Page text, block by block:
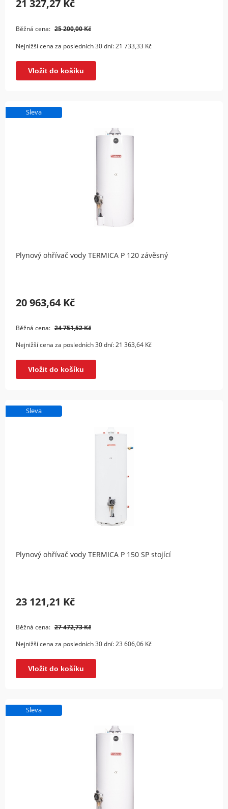
21 327,27 Kč
Běžná cena: 25 200,00 Kč
Nejnižší cena za posledních 30 dní:21 733,33 Kč
Vložit do košíku
Plynový ohřívač vody TERMICA P 120 závěsný
20 963,64 Kč
Běžná cena: 24 751,52 Kč
Nejnižší cena za posledních 30 dní:21 363,64 Kč
Vložit do košíku
Sleva
Plynový ohřívač vody TERMICA P 150 SP stojící
23 121,21 Kč
Běžná cena: 27 472,73 Kč
Nejnižší cena za posledních 30 dní:23 606,06 Kč
Vložit do košíku
Sleva
Sleva